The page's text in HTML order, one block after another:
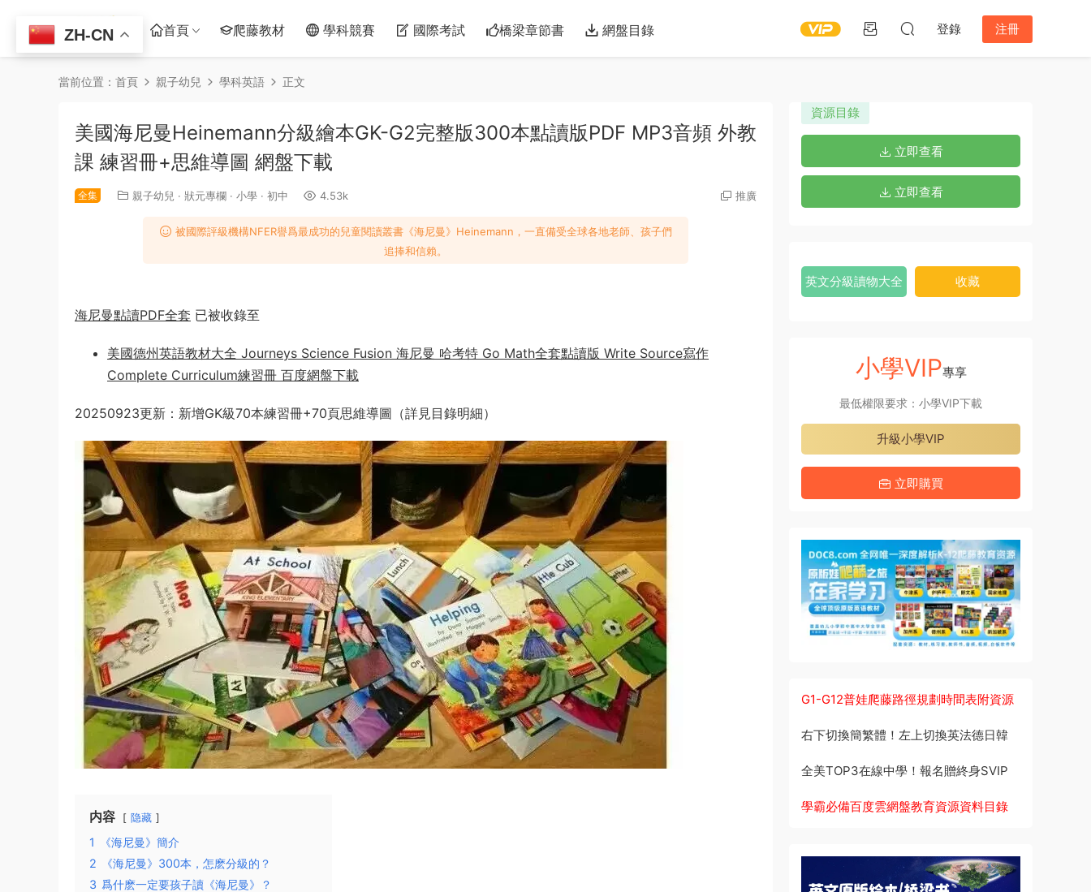
首頁 爬藤教材 學科競賽 國際考試 橋梁章節書 網盤目錄 登錄 注冊
當前位置： 首頁 親子幼兒 學科英語 正文
美國海尼曼Heinemann分級繪本GK-G2完整版300本點讀版PDF MP3音頻 外教
課 練習冊+思維導圖 網盤下載
全集 親子幼兒 · 狀元專欄 · 小學 · 初中 4.53k 推廣
被國際評級機構NFER譽爲最成功的兒童閱讀叢書《海尼曼》Heinemann，一直備受全球各地老師、孩子們
追捧和信賴。
海尼曼點讀PDF全套 已被收錄至
美國德州英語教材大全 Journeys Science Fusion 海尼曼 哈考特 Go Math全套點讀版 Write Source寫作
Complete Curriculum練習冊 百度網盤下載
20250923更新：新增GK級70本練習冊+70頁思維導圖（詳見目錄明細）
内容 隐藏
1
《海尼曼》簡介
2
《海尼曼》300本，怎麽分級的？
3 爲什麽一定要孩子讀《海尼曼》？
資源目錄
立即查看
立即查看
英文分級讀物大全 收藏
小學VIP專享
最低權限要求：小學VIP下載
升級小學VIP
立即購買
G1-G12普娃爬藤路徑規劃時間表附資源
右下切換簡繁體！左上切換英法德日韓
全美TOP3在線中學！報名贈終身SVIP
學霸必備百度雲網盤教育資源資料目錄
ZH-CN